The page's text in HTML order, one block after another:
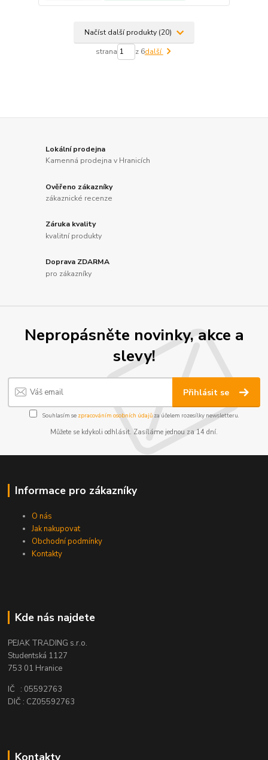
Načíst další produkty (20)
strana z 6další
Lokální prodejna
Kamenná prodejna v Hranicích
Ověřeno zákazníky
zákaznické recenze
Záruka kvality
kvalitní produkty
Doprava ZDARMA
pro zákazníky
Nepropásněte novinky, akce a
slevy!
Přihlásit se
Souhlasím se zpracováním osobních údajůza účelem rozesílky newsletteru.
Můžete se kdykoli odhlásit. Zasíláme jednou za 14 dní.
Informace pro zákazníky
O nás
Jak nakupovat
Obchodní podmínky
Kontakty
Kde nás najdete
PEJAK TRADING s.r.o.
Studentská 1127
753 01 Hranice
IČ : 05592763
DIČ : CZ05592763
Kontakty